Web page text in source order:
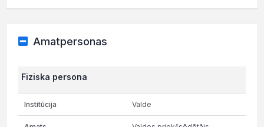
Amatpersonas
Fiziska persona
Valde